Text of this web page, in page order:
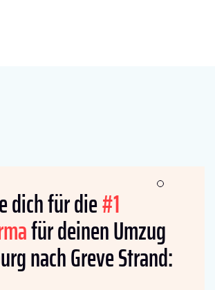
dich für die#1
für deinen Umzug
nach Greve Strand: